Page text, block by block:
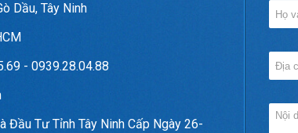
Dầu, Tây Ninh
- 0939.28.04.88
Đầu Tư Tỉnh Tây Ninh Cấp Ngày 26-